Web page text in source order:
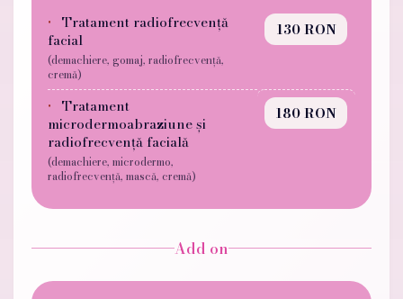
Tratament radiofrecvență
facial
(demachiere, gomaj, radiofrecvență,
cremă)
130 RON
Tratament
microdermoabraziune și
radiofrecvență facială
(demachiere, microdermo,
radiofrecvență, mască, cremă)
180 RON
Add on